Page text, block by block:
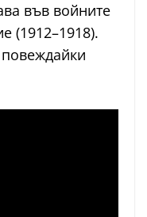
във войните
(1912–1918).